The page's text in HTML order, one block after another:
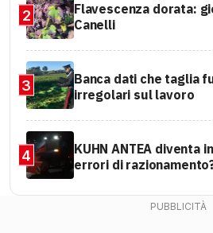
2
Flavescenza dorata:
Canelli
3
Banca dati che taglia
irregolari sul lavoro
4
KUHN ANTEA diventa
errori di